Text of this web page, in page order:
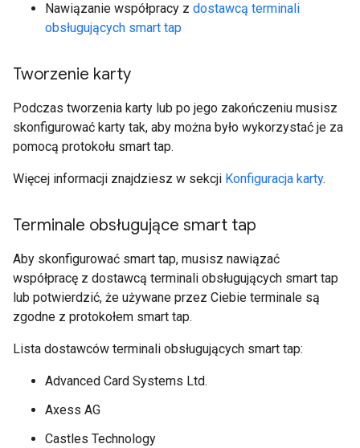
Nawiązanie współpracy z dostawcą terminali
obsługujących smart tap
Tworzenie karty
Podczas tworzenia karty lub po jego zakończeniu musisz
skonfigurować karty tak, aby można było wykorzystać je za
pomocą protokołu smart tap.
Więcej informacji znajdziesz w sekcji Konfiguracja karty.
Terminale obsługujące smart tap
Aby skonfigurować smart tap, musisz nawiązać
współpracę z dostawcą terminali obsługujących smart tap
lub potwierdzić, że używane przez Ciebie terminale są
zgodne z protokołem smart tap.
Lista dostawców terminali obsługujących smart tap:
Advanced Card Systems Ltd.
Axess AG
Castles Technology